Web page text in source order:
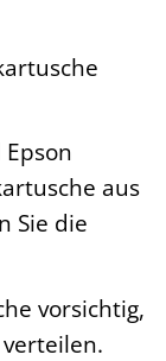
aus
Sie die
vorsichtig,